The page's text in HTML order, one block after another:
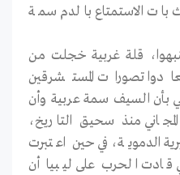
بات الاستمتاع بالدم سمة
قلة غربية خجلت من
تصورات المستشرقين
بأن السيف سمة عربية وأن
منذ سحيق التاريخ،
الدموية، في حين اعتبرت
قادت الحرب على ليبيا أن